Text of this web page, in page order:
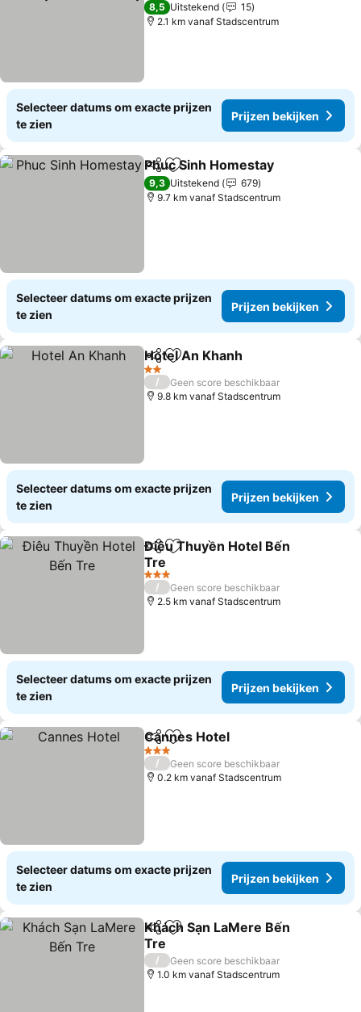
8,5 Uitstekend
15
2.1 km vanaf Stadscentrum
Selecteer datums om exacte prijzen
te zien
Prijzen bekijken
DelenToevoegen aan favorieten
Phuc Sinh Homestay
9,3 Uitstekend
679
9.7 km vanaf Stadscentrum
Selecteer datums om exacte prijzen
te zien
Prijzen bekijken
DelenToevoegen aan favorieten
Hotel An Khanh
2 Sterren
/
Geen score beschikbaar
9.8 km vanaf Stadscentrum
Selecteer datums om exacte prijzen
te zien
Prijzen bekijken
DelenToevoegen aan favorieten
Điêu Thuyền Hotel Bến
Tre
3 Sterren
/
Geen score beschikbaar
2.5 km vanaf Stadscentrum
Selecteer datums om exacte prijzen
te zien
Prijzen bekijken
DelenToevoegen aan favorieten
Cannes Hotel
3 Sterren
/
Geen score beschikbaar
0.2 km vanaf Stadscentrum
Selecteer datums om exacte prijzen
te zien
Prijzen bekijken
DelenToevoegen aan favorieten
Khách Sạn LaMere Bến
Tre
/
Geen score beschikbaar
1.0 km vanaf Stadscentrum